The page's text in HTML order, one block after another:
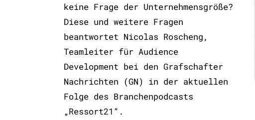
keine Frage der Unternehmensgröße?
Diese und weitere Fragen
beantwortet Nicolas Roscheng,
Teamleiter für Audience
Development bei den Grafschafter
Nachrichten (GN) in der aktuellen
Folge des Branchenpodcasts
„Ressort21“.